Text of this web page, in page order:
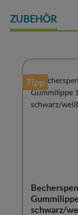
ZUBEHÖR
Tipp
schwarz/